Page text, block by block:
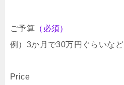
ご予算 （必須）
例）3か月で30万円ぐらいなど
Price